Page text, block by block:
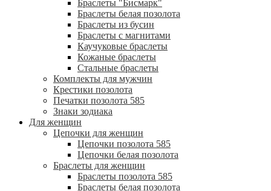
Браслеты "Бисмарк"
Браслеты белая позолота
Браслеты из бусин
Браслеты с магнитами
Каучуковые браслеты
Кожаные браслеты
Стальные браслеты
Комплекты для мужчин
Крестики позолота
Печатки позолота 585
Знаки зодиака
Для женщин
Цепочки для женщин
Цепочки позолота 585
Цепочки белая позолота
Браслеты для женщин
Браслеты позолота 585
Браслеты белая позолота